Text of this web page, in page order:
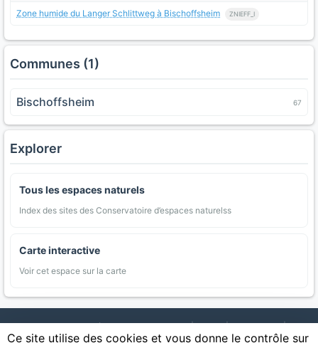
Zone humide du Langer Schlittweg à Bischoffsheim ZNIEFF_I
Communes (1)
Bischoffsheim 67
Explorer
Tous les espaces naturels
Index des sites des Conservatoire d’espaces naturelss
Carte interactive
Voir cet espace sur la carte
AgriMap — Données agricoles ouvertes | Carte | Communes |
Appellations | Regions | Cultures | Zones protégées | Forets |
Ce site utilise des cookies et vous donne le contrôle sur